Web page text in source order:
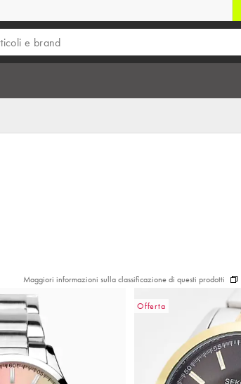
Maggiori informazioni sulla classificazione di questi prodotti
Offerta